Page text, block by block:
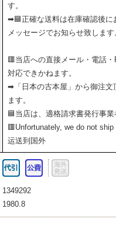
す。
➡🟦正確な送料は在庫確認後に
メッセージでお知らせ致します
🟥当店への直接メール・電話
対応できかねます。
➡「日本の古本屋」から御注文
ます。
🟦当店は、適格請求書発行事業
🟥Unfortunately, we do not
运送到国外
1349292
1980.8